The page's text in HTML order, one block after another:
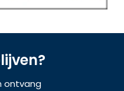
ontvang